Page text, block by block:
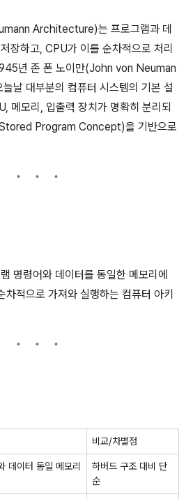
Architecture)는 프로그램과 데
장하고, CPU가 이를 순차적으로 처리
년 존 폰 노이만(John von Neuman
날 대부분의 컴퓨터 시스템의 기본 설
메모리, 입출력 장치가 명확히 분리되
Program Concept)을 기반으로
명령어와 데이터를 동일한 메모리에
적으로 가져와 실행하는 컴퓨터 아키
비교/차별점
데이터 동일 메모리
하버드 구조 대비 단
순